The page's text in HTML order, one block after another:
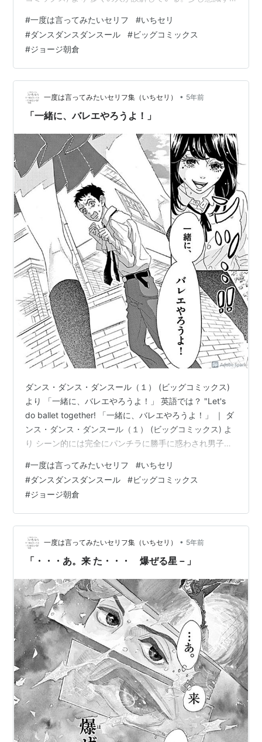
したい。 主人公・村尾潤平は中学二年生。幼い頃にバレ
エに魅了されるも、父の死をきっかけに「男らしくなら
ねば」とその道を諦める。バレエへの未練を隠しながら
格闘技・ジークンドーを習い、クラスの人気者となった
潤平だが、彼の前に、ある日転校生の美少女・五…
#一度は言ってみたいセリフ #いちセリ
#ダンスダンスダンスール #ビッグコミックス
#ジョージ朝倉
一度は言ってみたいセリフ集（いちセリ） • 5年前
「一緒に、バレエやろうよ！」
ダンス・ダンス・ダンスール（１） (ビッグコミックス)
より 「一緒に、バレエやろうよ！」 英語では？ "Let's
do ballet together! 「一緒に、バレエやろうよ！」 ｜ ダ
ンス・ダンス・ダンスール（１） (ビッグコミックス) よ
り シーン的には完全にパンチラに勝手に惑わされ男子。
されるも、父の死をきっかけに「男らしくならねば」と
その道を諦める。バレエへの未練を隠しながら格闘技・
ジークンドーを習い、クラスの人気者となった潤平だ
が、彼の前に、ある日転校生の美少女・五代都が現れ
る。 母親がバレエスタジオを経営する都に、バレエへ…
#一度は言ってみたいセリフ #いちセリ
#ダンスダンスダンスール #ビッグコミックス
#ジョージ朝倉
一度は言ってみたいセリフ集（いちセリ） • 5年前
「・・・あ。来 た・・・ 爆ぜる星－」